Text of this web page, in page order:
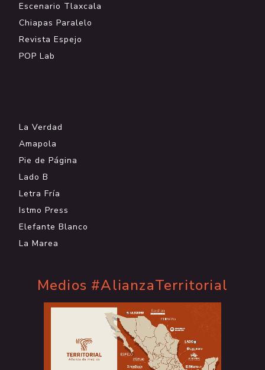
Escenario Tlaxcala
Chiapas Paralelo
Revista Espejo
POP Lab
La Verdad
Amapola
Pie de Página
Lado B
Letra Fría
Istmo Press
Elefante Blanco
La Marea
Medios #AlianzaTerritorial